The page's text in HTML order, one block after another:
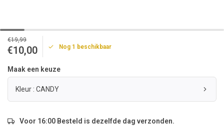
€19,99
€10,00 Nog 1 beschikbaar
Maak een keuze
Kleur : CANDY
Voor 16:00 Besteld is dezelfde dag verzonden.